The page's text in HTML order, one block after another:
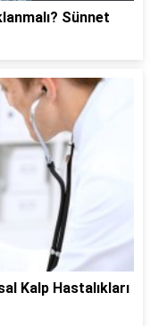
Sünnet
Kalp Hastalıkları